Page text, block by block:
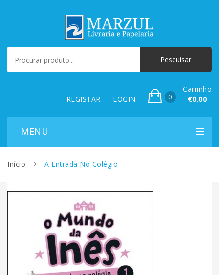
REGISTAR LOGIN 0
Carrinho
€0,00
Início A Entrada No Colégio